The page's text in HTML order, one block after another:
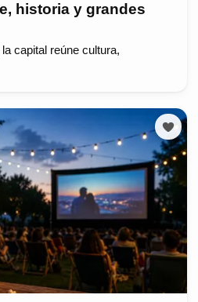
historia y grandes
capital reúne cultura,